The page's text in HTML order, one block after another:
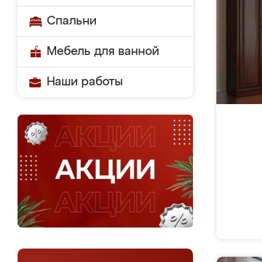
Спальни
Мебель для ванной
Наши работы